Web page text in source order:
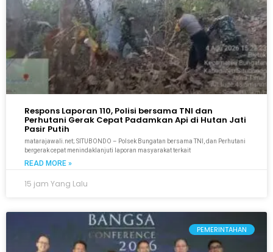
Respons Laporan 110, Polisi bersama TNI dan
Perhutani Gerak Cepat Padamkan Api di Hutan Jati
Pasir Putih
matarajawali.net; SITUBONDO – Polsek Bungatan bersama TNI, dan Perhutani
bergerak cepat menindaklanjuti laporan masyarakat terkait
READ MORE »
15 jam Yang Lalu
PEMERINTAHAN